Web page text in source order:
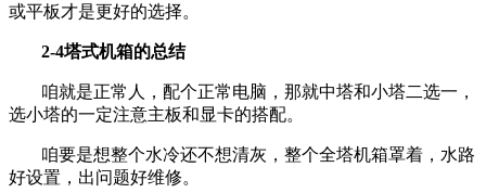
或平板才是更好的选择。
2-4塔式机箱的总结
咱就是正常人，配个正常电脑，那就中塔和小塔二选一，
选小塔的一定注意主板和显卡的搭配。
咱要是想整个水冷还不想清灰，整个全塔机箱罩着，水路
好设置，出问题好维修。